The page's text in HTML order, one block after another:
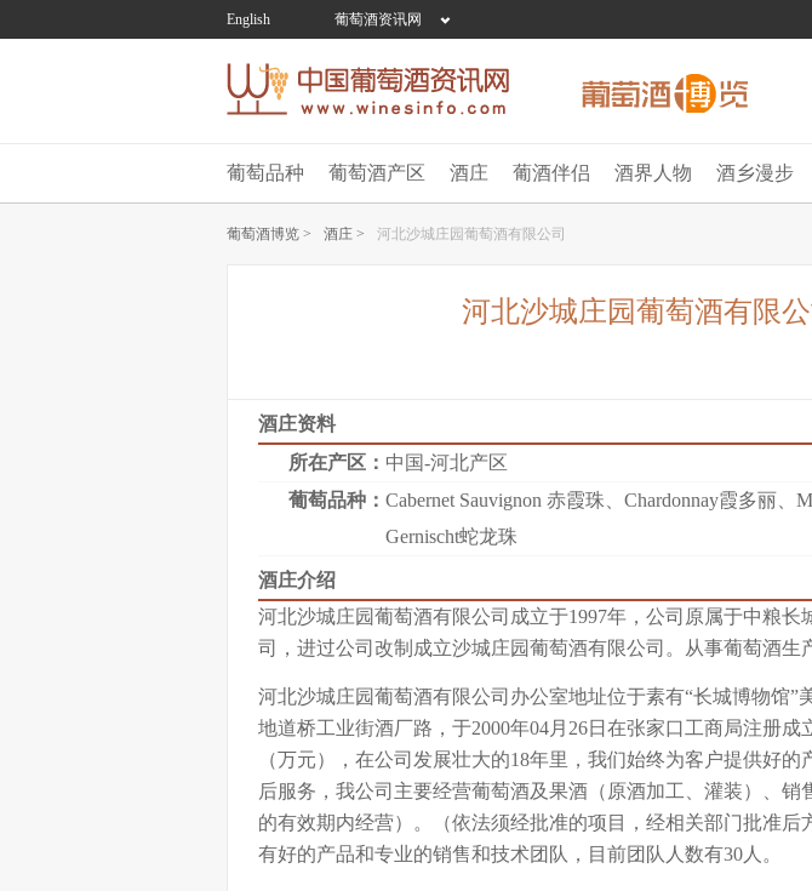
English 葡萄酒资讯网
葡萄品种 葡萄酒产区 酒庄 葡酒伴侣 酒界人物 酒乡漫步
葡萄酒博览 > 酒庄 > 河北沙城庄园葡萄酒有限公司
河北沙城庄园葡萄酒有限公
酒庄资料
所在产区： 中国-河北产区
葡萄品种： Cabernet Sauvignon 赤霞珠 Chardonnay霞多丽
Gernischt蛇龙珠
酒庄介绍
河北沙城庄园葡萄酒有限公司成立于1997年，公司原属于中粮长
司，进过公司改制成立沙城庄园葡萄酒有限公司。从事葡萄酒生
河北沙城庄园葡萄酒有限公司办公室地址位于素有“长城博物馆”
地道桥工业街酒厂路，于2000年04月26日在张家口工商局注册成
（万元），在公司发展壮大的18年里，我们始终为客户提供好的
后服务，我公司主要经营葡萄酒及果酒（原酒加工、灌装）、销
的有效期内经营）。（依法须经批准的项目，经相关部门批准后
有好的产品和专业的销售和技术团队，目前团队人数有30人。